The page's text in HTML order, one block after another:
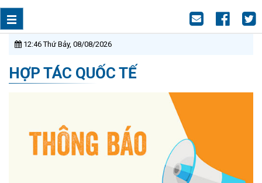
12:46 Thứ Bảy, 08/08/2026
HỢP TÁC QUỐC TẾ